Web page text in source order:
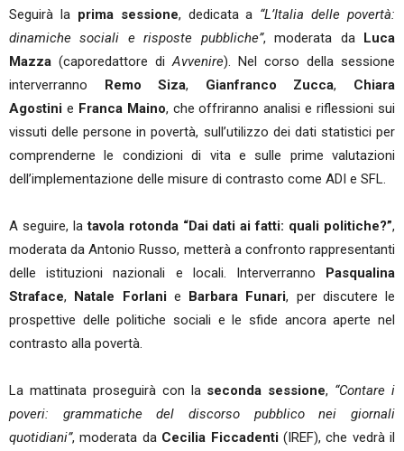
Seguirà la prima sessione, dedicata a “L’Italia delle povertà:
dinamiche sociali e risposte pubbliche”, moderata da Luca
Mazza (caporedattore diAvvenire). Nel corso della sessione
interverranno Remo Siza, Gianfranco Zucca, Chiara
Agostini e Franca Maino, che offriranno analisi e riflessioni sui
vissuti delle persone in povertà, sull’utilizzo dei dati statistici per
comprenderne le condizioni di vita e sulle prime valutazioni
dell’implementazione delle misure di contrasto come ADI e SFL.
A seguire, latavola rotonda “Dai dati ai fatti: quali politiche?”,
moderata da Antonio Russo, metterà a confronto rappresentanti
delle istituzioni nazionali e locali. Interverranno Pasqualina
Straface, Natale Forlanie Barbara Funari, per discutere le
prospettive delle politiche sociali e le sfide ancora aperte nel
contrasto alla povertà.
La mattinata proseguirà con la seconda sessione, “Contare i
poveri: grammatiche del discorso pubblico nei giornali
quotidiani”, moderata da Cecilia Ficcadenti(IREF), che vedrà il